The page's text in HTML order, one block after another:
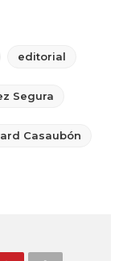
editorial
Segura
Casaubón